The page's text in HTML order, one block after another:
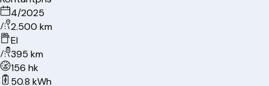
4/2025
2.500 km
El
395 km
156 hk
50.8 kWh